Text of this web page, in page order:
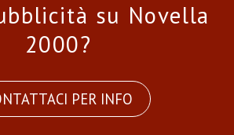
su Novella
2000?
PER INFO